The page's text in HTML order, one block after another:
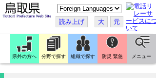
こ
の
ペ
ー
ジ
翻
訳
す
読み上げ 大 元
県外の方へ 分野で探す 組織で探す 防災 緊急 メニュー